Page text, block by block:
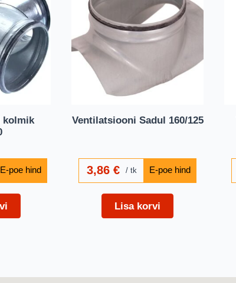
kolmik
Ventilatsiooni Sadul 160/125
3,86€ tk
Lisa korvi